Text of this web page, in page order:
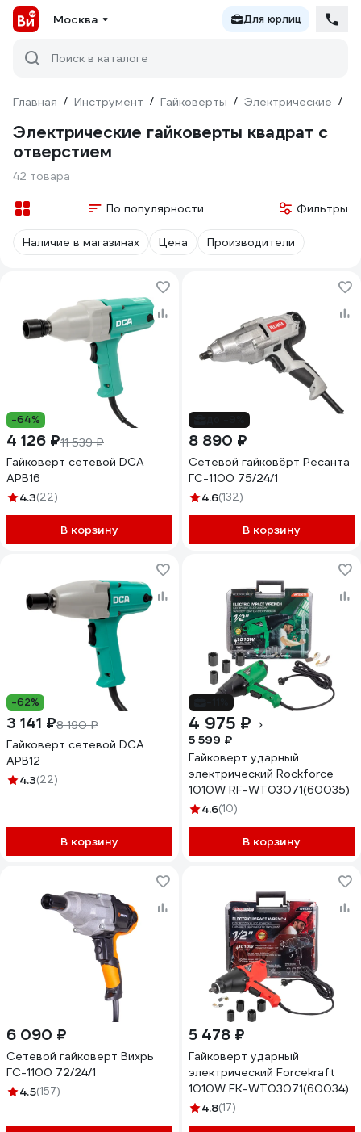
Москва Для юрлиц
Поиск в каталоге
Главная / Инструмент / Гайковерты / Электрические /
Электрические гайковерты квадрат с
отверстием
42 товара
По популярности Фильтры
Наличие в магазинах Цена Производители
-64%
4 126 ₽11 539 ₽
Гайковерт сетевой DCA
APB16
4.3(22)
В корзину
8 890 ₽
Сетевой гайковёрт Ресанта
ГС-1100 75/24/1
4.6(132)
В корзину
-62%
3 141 ₽8 190 ₽
Гайковерт сетевой DCA
APB12
4.3(22)
В корзину
4 975 ₽
5 599 ₽
Гайковерт ударный
электрический Rockforce
1010W RF-WT03071(60035)
4.6(10)
В корзину
6 090 ₽
Сетевой гайковерт Вихрь
ГС-1100 72/24/1
4.5(157)
5 478 ₽
Гайковерт ударный
электрический Forcekraft
1010W FK-WT03071(60034)
4.8(17)